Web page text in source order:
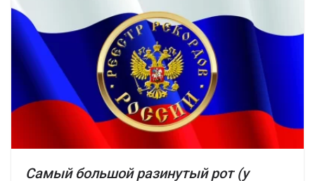
Самый большой разинутый рот (у